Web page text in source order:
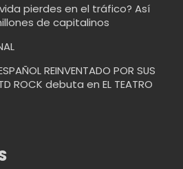
pierdes en el tráfico? Así
de capitalinos
REINVENTADO POR SUS
ROCK debuta en EL TEATRO